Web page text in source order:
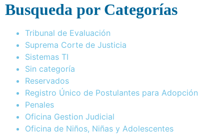
Busqueda por Categorías
Tribunal de Evaluación
Suprema Corte de Justicia
Sistemas TI
Sin categoría
Reservados
Registro Único de Postulantes para Adopción
Penales
Oficina Gestion Judicial
Oficina de Niños, Niñas y Adolescentes